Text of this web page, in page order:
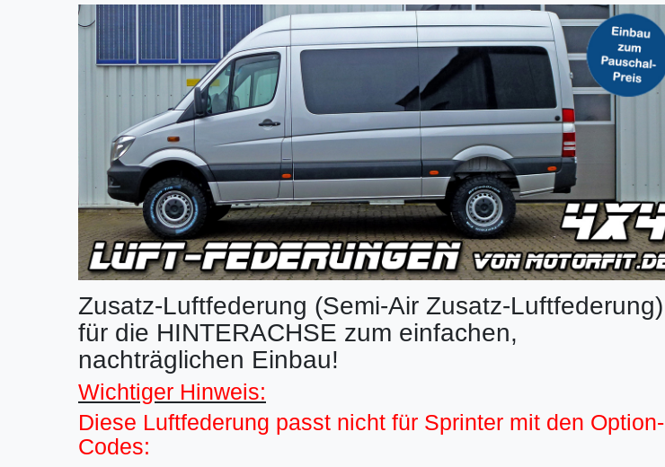
Zusatz-Luftfederung (Semi-Air Zusatz-Luftfederung)
für die HINTERACHSE zum einfachen,
nachträglichen Einbau!
Wichtiger Hinweis:
Diese Luftfederung passt nicht für Sprinter mit den Option-
Codes: